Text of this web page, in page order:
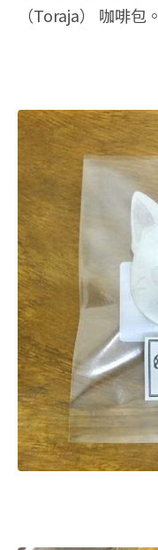
（Toraja） 咖啡包。